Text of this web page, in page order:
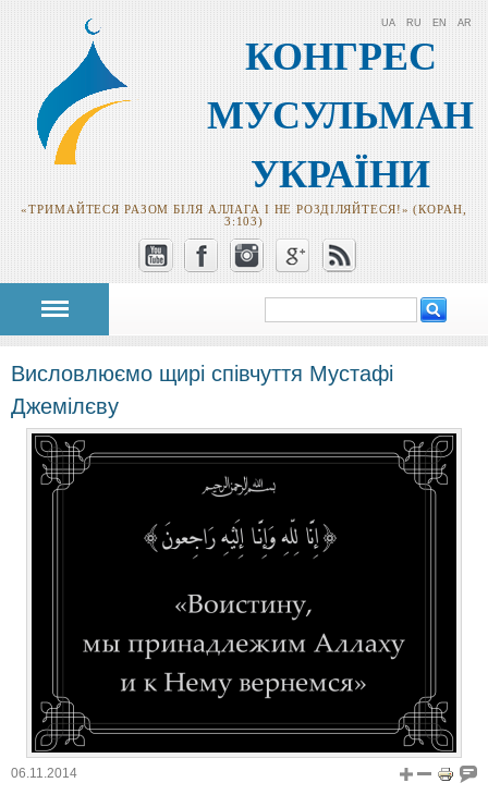
КОНГРЕС
МУСУЛЬМАН
УКРАЇНИ
«ТРИМАЙТЕСЯ РАЗОМ БІЛЯ АЛЛАГА І НЕ РОЗДІЛЯЙТЕСЯ!» (КОРАН,
3:103)
UA RU EN AR
Пошукова
форма
Висловлюємо щирі співчуття Мустафі
Джемілєву
06.11.2014